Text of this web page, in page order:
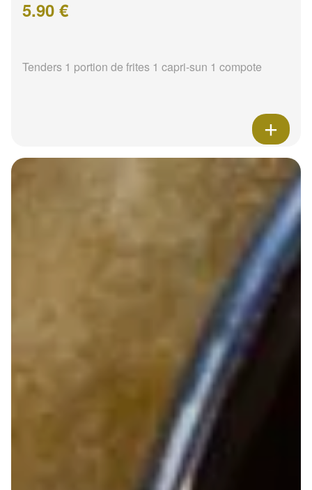
5.90 €
Tenders 1 portion de frites 1 capri-sun 1 compote